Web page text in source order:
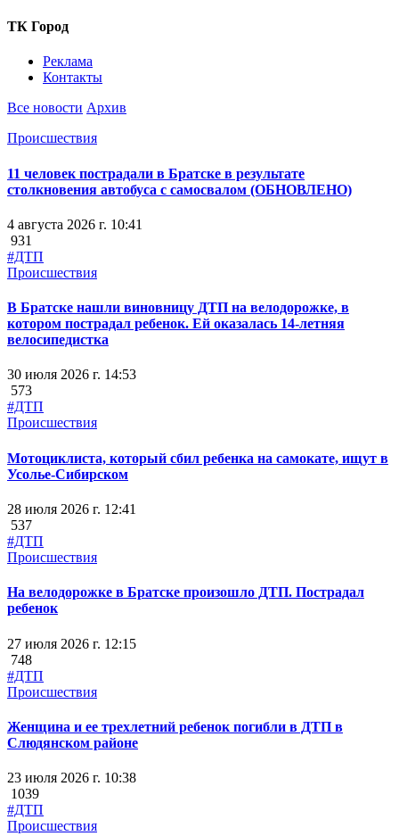
ТК Город
Реклама
Контакты
Все новости Архив
Происшествия
11 человек пострадали в Братске в результате
столкновения автобуса с самосвалом (ОБНОВЛЕНО)
4 августа 2026 г. 10:41
931
#ДТП
Происшествия
В Братске нашли виновницу ДТП на велодорожке, в
котором пострадал ребенок. Ей оказалась 14-летняя
велосипедистка
30 июля 2026 г. 14:53
573
#ДТП
Происшествия
Мотоциклиста, который сбил ребенка на самокате, ищут в
Усолье-Сибирском
28 июля 2026 г. 12:41
537
#ДТП
Происшествия
На велодорожке в Братске произошло ДТП. Пострадал
ребенок
27 июля 2026 г. 12:15
748
#ДТП
Происшествия
Женщина и ее трехлетний ребенок погибли в ДТП в
Слюдянском районе
23 июля 2026 г. 10:38
1039
#ДТП
Происшествия